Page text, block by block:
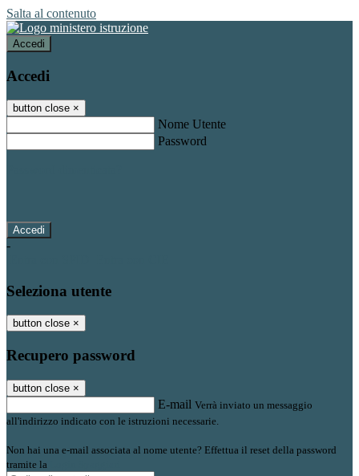
Salta al contenuto
Accedi
Accedi
button close ×
Nome Utente
Password
-
Seleziona utente
button close ×
Recupero password
button close ×
E-mail Verrà inviato un messaggio
all'indirizzo indicato con le istruzioni necessarie.
Non hai una e-mail associata al nome utente? Effettua il reset della password
tramite la